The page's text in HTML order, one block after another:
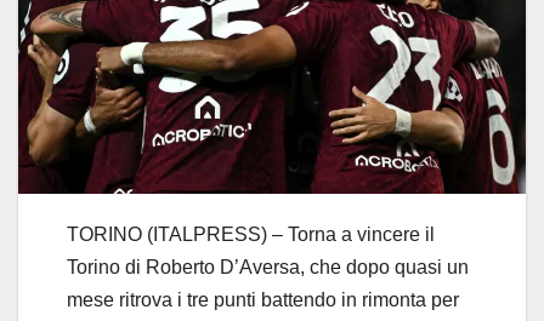
TORINO (ITALPRESS) – Torna a vincere il
Torino di Roberto D’Aversa, che dopo quasi un
mese ritrova i tre punti battendo in rimonta per